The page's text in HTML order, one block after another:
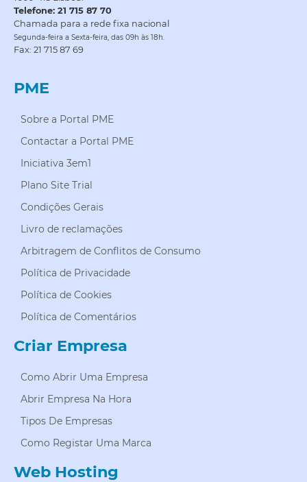
Telefone: 21 715 87 70
Chamada para a rede fixa nacional
Segunda-feira a Sexta-feira, das 09h às 18h.
Fax: 21 715 87 69
PME
Sobre a Portal PME
Contactar a Portal PME
Iniciativa 3em1
Plano Site Trial
Condições Gerais
Livro de reclamações
Arbitragem de Conflitos de Consumo
Política de Privacidade
Política de Cookies
Política de Comentários
Criar Empresa
Como Abrir Uma Empresa
Abrir Empresa Na Hora
Tipos De Empresas
Como Registar Uma Marca
Web Hosting